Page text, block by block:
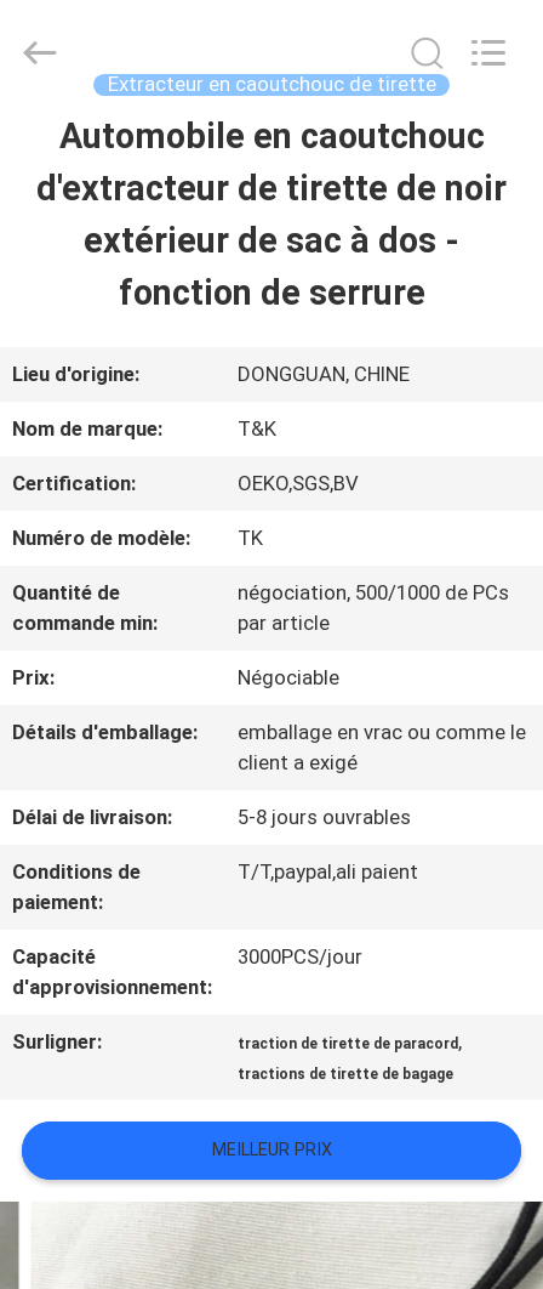
APERÇU
PRODUITS
PROPOS
DE
NOUS
VISITE
D'USINE
CONTRÔLE
DE
LA
QUALITÉ
CONTACT
NOUVELLES
TOUS
LES
T&K
Reserved.
Extracteur en caoutchouc de tirette
Automobile en caoutchouc
d'extracteur de tirette de noir
extérieur de sac à dos -
fonction de serrure
Lieu d'origine: DONGGUAN, CHINE
Nom de marque: T&K
Certification: OEKO,SGS,BV
Numéro de modèle: TK
Quantité de
commande min:
négociation, 500/1000 de PCs
par article
Prix: Négociable
Détails d'emballage:
emballage en vrac ou comme le
client a exigé
Délai de livraison: 5-8 jours ouvrables
Conditions de
paiement:
T/T,paypal,ali paient
Capacité
d'approvisionnement:
3000PCS/jour
Surligner: traction de tirette de paracord ,
tractions de tirette de bagage
MEILLEUR PRIX